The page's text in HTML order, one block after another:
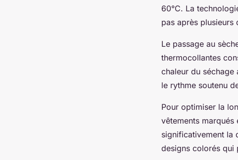
60°C. La
pas après plusieurs
Le passage au
thermocollantes
chaleur du séchage
le rythme soutenu
Pour optimiser la
vêtements
significativement la
designs colorés qui